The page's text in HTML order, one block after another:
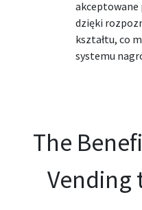
akceptowane
dzięki
kształtu, co
systemu
The
Vending